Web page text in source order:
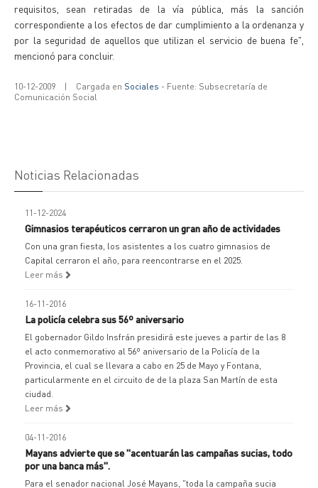
requisitos, sean retiradas de la vía pública, más la sanción
correspondiente a los efectos de dar cumplimiento a la ordenanza y
por la seguridad de aquellos que utilizan el servicio de buena fe",
mencionó para concluir.
10-12-2009 | Cargada en Sociales - Fuente: Subsecretaría de
Comunicación Social
Noticias Relacionadas
11-12-2024
Gimnasios terapéuticos cerraron un gran año de actividades
Con una gran fiesta, los asistentes a los cuatro gimnasios de
Capital cerraron el año, para reencontrarse en el 2025.
Leer más
16-11-2016
La policía celebra sus 56º aniversario
El gobernador Gildo Insfrán presidirá este jueves a partir de las 8
el acto conmemorativo al 56º aniversario de la Policía de la
Provincia, el cual se llevara a cabo en 25 de Mayo y Fontana,
particularmente en el circuito de de la plaza San Martín de esta
ciudad.
Leer más
04-11-2016
Mayans advierte que se "acentuarán las campañas sucias, todo
por una banca más".
Para el senador nacional José Mayans, "toda la campaña sucia